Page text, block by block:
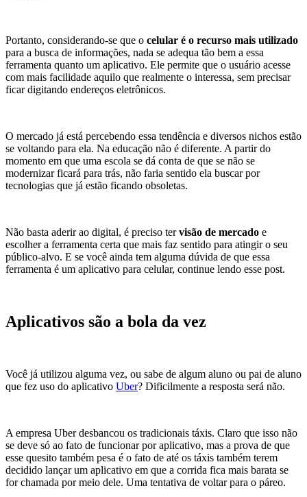
Portanto, considerando-se que o celular é o recurso mais utilizado
para a busca de informações, nada se adequa tão bem a essa
ferramenta quanto um aplicativo. Ele permite que o usuário acesse
com mais facilidade aquilo que realmente o interessa, sem precisar
ficar digitando endereços eletrônicos.
O mercado já está percebendo essa tendência e diversos nichos estão
se voltando para ela. Na educação não é diferente. A partir do
momento em que uma escola se dá conta de que se não se
modernizar ficará para trás, não faria sentido ela buscar por
tecnologias que já estão ficando obsoletas.
Não basta aderir ao digital, é preciso tervisão de mercado e
escolher a ferramenta certa que mais faz sentido para atingir o seu
público-alvo. E se você ainda tem alguma dúvida de que essa
ferramenta é um aplicativo para celular, continue lendo esse post.
Aplicativos são a bola da vez
Você já utilizou alguma vez, ou sabe de algum aluno ou pai de aluno
que fez uso do aplicativo Uber? Dificilmente a resposta será não.
A empresa Uber desbancou os tradicionais táxis. Claro que isso não
se deve só ao fato de funcionar por aplicativo, mas a prova de que
esse quesito também pesa é o fato de até os táxis também terem
decidido lançar um aplicativo em que a corrida fica mais barata se
for chamada por meio dele. Uma tentativa de voltar para o páreo.